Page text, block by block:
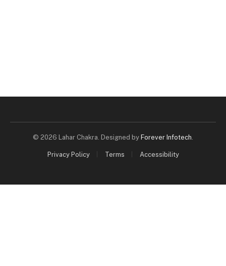
© 2026 Lahar Chakra. Designed by Forever Infotech
Privacy Policy Terms Accessibility